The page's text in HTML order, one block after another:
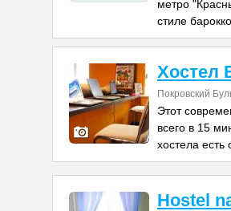
метро
стиле
Хостел
Покровский
Этот
всего в 15
хостела есть
Hostel